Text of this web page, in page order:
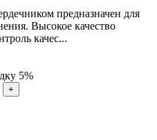
предназначен для
Высокое качество
качес...
5%
+